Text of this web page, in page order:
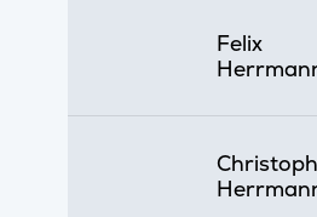
Felix
Christoph